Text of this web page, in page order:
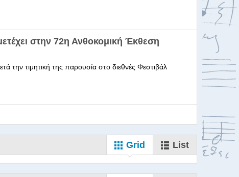
στην 72η Ανθοκομική Έκθεση
την τιμητική της παρουσία στο διεθνές Φεστιβάλ
Grid List